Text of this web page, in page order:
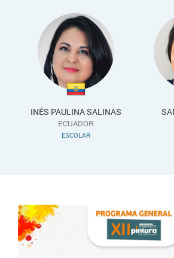
INÉS PAULINA SALINAS
ECUADOR
ESCOLAR